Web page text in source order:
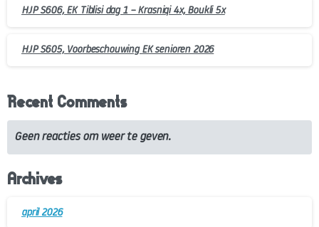
HJP S606, EK Tiblisi dag 1 – Krasniqi 4x, Boukli 5x
HJP S605, Voorbeschouwing EK senioren 2026
Recent Comments
Geen reacties om weer te geven.
Archives
april 2026